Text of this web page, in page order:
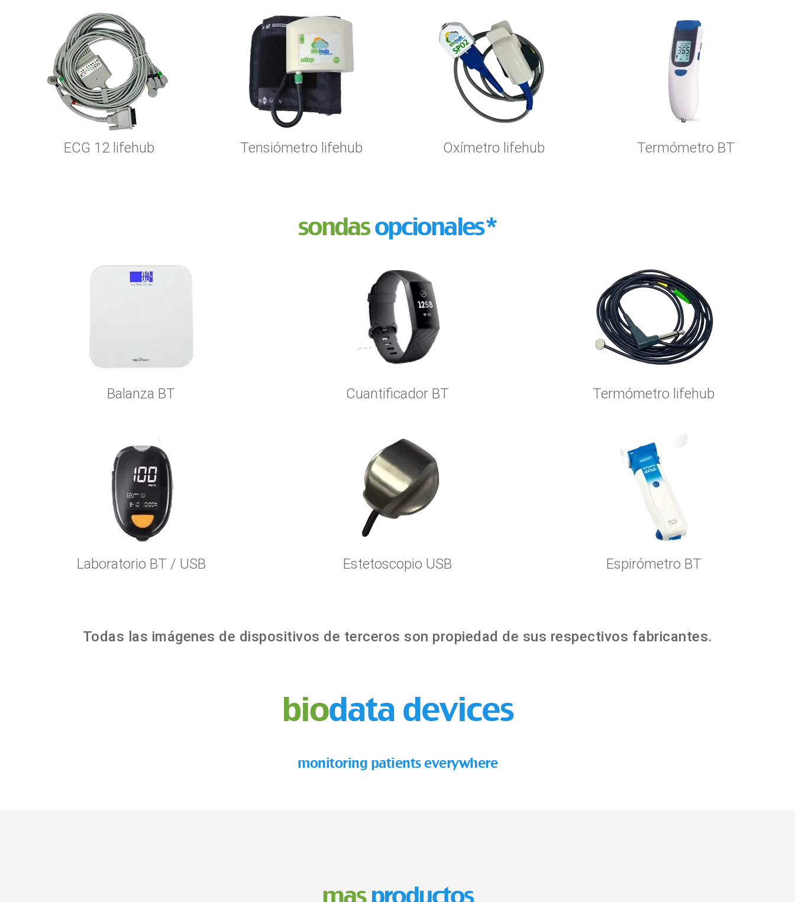
ECG 12 lifehub Tensiómetro lifehub Oxímetro lifehub Termómetro BT
sondasopcionales*
Balanza BT Cuantificador BT Termómetro lifehub
Laboratorio BT / USB Estetoscopio USB Espirómetro BT
Todas las imágenes de dispositivos de terceros son propiedad de sus respectivos fabricantes.
biodata devices
monitoring patients everywhere
masproductos